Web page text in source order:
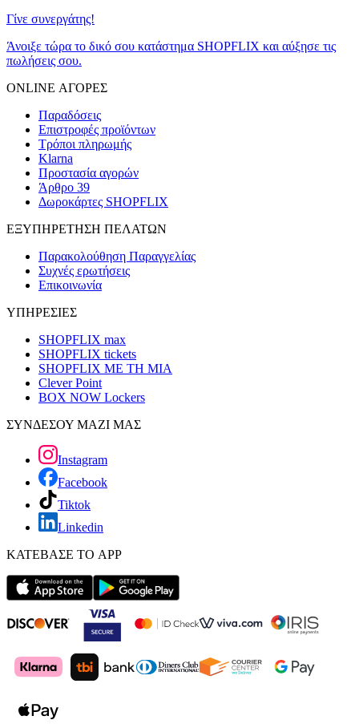
Γίνε συνεργάτης!
Άνοιξε τώρα το δικό σου κατάστημα SHOPFLIX και αύξησε τις
πωλήσεις σου.
ONLINE ΑΓΟΡΕΣ
Παραδόσεις
Επιστροφές προϊόντων
Τρόποι πληρωμής
Klarna
Προστασία αγορών
Άρθρο 39
Δωροκάρτες SHOPFLIX
ΕΞΥΠΗΡΕΤΗΣΗ ΠΕΛΑΤΩΝ
Παρακολούθηση Παραγγελίας
Συχνές ερωτήσεις
Επικοινωνία
ΥΠΗΡΕΣΙΕΣ
SHOPFLIX max
SHOPFLIX tickets
SHOPFLIX ΜΕ ΤΗ ΜΙΑ
Clever Point
BOX NOW Lockers
ΣΥΝΔΕΣΟΥ ΜΑΖΙ ΜΑΣ
Instagram
Facebook
Tiktok
Linkedin
ΚΑΤΕΒΑΣΕ ΤΟ APP